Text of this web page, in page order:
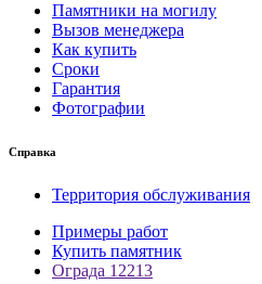
Памятники на могилу
Вызов менеджера
Как купить
Сроки
Гарантия
Фотографии
Справка
Территория обслуживания
Примеры работ
Купить памятник
Ограда 12213